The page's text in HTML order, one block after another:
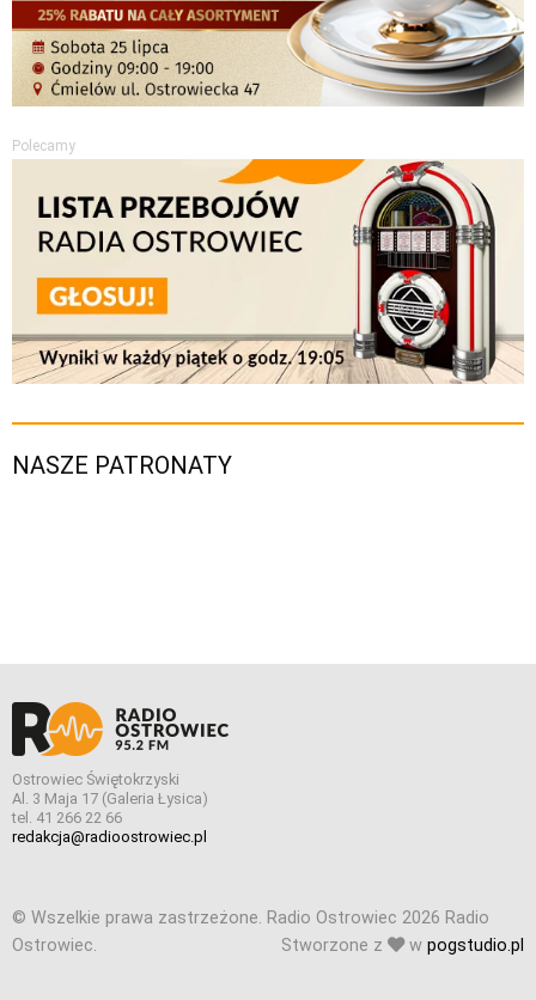
Polecamy
NASZE PATRONATY
Ostrowiec Świętokrzyski
Al. 3 Maja 17 (Galeria Łysica)
tel. 41 266 22 66
redakcja@radioostrowiec.pl
© Wszelkie prawa zastrzeżone. Radio Ostrowiec 2026 Radio
Ostrowiec.
Stworzone z w pogstudio.pl